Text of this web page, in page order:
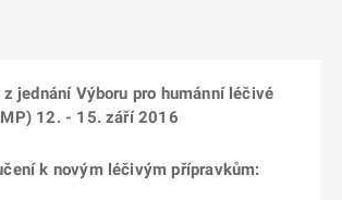
jednání Výboru pro humánní léčivé
12. - 15. září 2016
k novým léčivým přípravkům: